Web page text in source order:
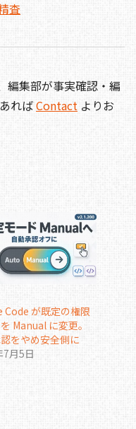
査
編集部が事実確認・編
ればContact よりお
Code が既定の権限
Manual に変更。
をやめ安全側に
7月5日